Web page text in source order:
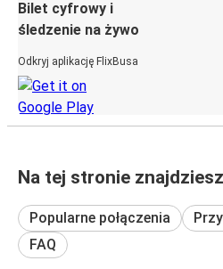
Bilet cyfrowy i
śledzenie na żywo
Odkryj aplikację FlixBusa
Na tej stronie
Popularne połączenia
FAQ